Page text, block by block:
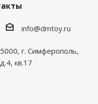
info@dmtoy.ru
г. Симферополь,
кв.17